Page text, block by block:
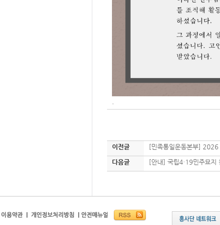
이전글 [민족통일운동본부]
다음글 [안내] 국립4·19민주묘지